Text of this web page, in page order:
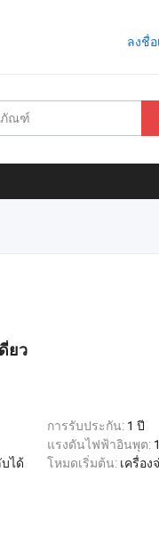
ลงชื่
ยว
การรับประกัน: 1 ปี
แรงดันไฟฟ้าอินพุต:
ได้ โหมดเริ่มต้น: เครื่อ